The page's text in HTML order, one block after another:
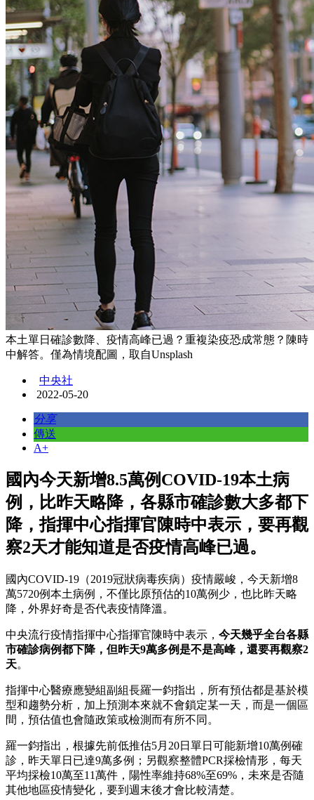
本土單日確診數降、疫情高峰已過？重複染疫恐成常態？陳時
中解答。僅為情境配圖，取自Unsplash
中央社
2022-05-20
分享
傳送
A+
國內今天新增8.5萬例COVID-19本土病
例，比昨天略降，各縣市確診數大多都下
降，指揮中心指揮官陳時中表示，要再觀
察2天才能知道是否疫情高峰已過。
國內COVID-19（2019冠狀病毒疾病）疫情嚴峻，今天新增8
萬5720例本土病例，不僅比原預估的10萬例少，也比昨天略
降，外界好奇是否代表疫情降溫。
中央流行疫情指揮中心指揮官陳時中表示， 今天幾乎全台各縣
市確診病例都下降，但昨天9萬多例是不是高峰，還要再觀察2
天。
指揮中心醫療應變組副組長羅一鈞指出，所有預估都是基於模
型和趨勢分析，加上預測本來就不會鎖定某一天，而是一個區
間，預估值也會隨政策或檢測而有所不同。
羅一鈞指出，根據先前低推估5月20日單日可能新增10萬例確
診，昨天單日已達9萬多例；另觀察整體PCR採檢情形，每天
平均採檢10萬至11萬件，陽性率維持68%至69%，未來是否隨
其他地區疫情變化，要到週末後才會比較清楚。